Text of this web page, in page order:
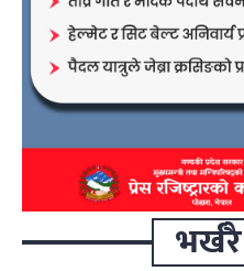
भर्खरै